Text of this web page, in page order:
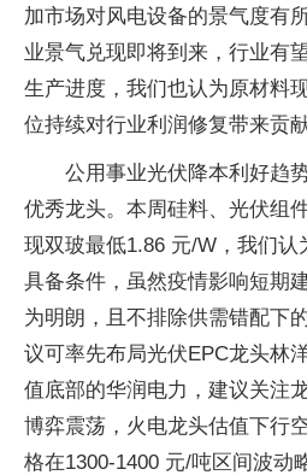
加市场对风电设备的景气度有
业景气兑现即将到来，行业有
生产进度，我们也认为原材料
位持续对行业利润修复带来贡献
公用事业光伏降本利好趋
优秀龙头。本周硅料、光伏组
现双玻最低1.86 元/W，我们认
具备条件，虽然疫情影响短期
为明朗，且不排除供需错配下
议可率先布局光伏EPC龙头林
值底部的华润电力，建议关注
博弈震荡，火电龙头估值下行
格在1300-1400 元/吨区间波动